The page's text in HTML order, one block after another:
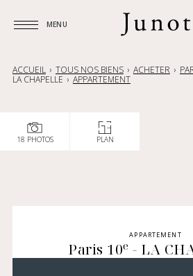
MENU
ACCUEIL TOUS NOS BIENS ACHETER
LA CHAPELLE APPARTEMENT
18 PHOTOS PLAN
APPARTEMENT
Paris 10e - LA